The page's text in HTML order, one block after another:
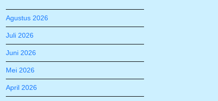
Agustus 2026
Juli 2026
Juni 2026
Mei 2026
April 2026